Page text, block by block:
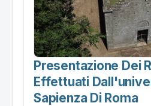
Presentazione Dei
Effettuati
Sapienza Di Roma